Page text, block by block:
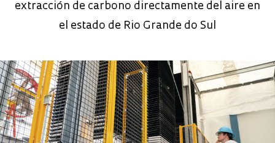
extracción de carbono directamente del aire en
el estado de Rio Grande do Sul